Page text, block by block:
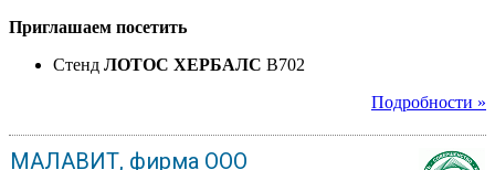
Приглашаем посетить
Стенд ЛОТОС ХЕРБАЛС B702
Подробности »
МАЛАВИТ, фирма ООО